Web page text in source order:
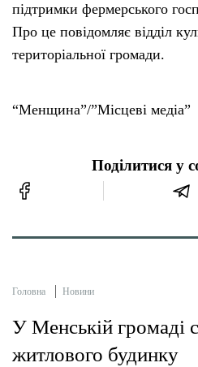
підтримки фермерського
Про це повідомляє відділ
територіальної громади.
“Менщина”/”Місцеві медіа”
Поділитися у
Головна Новини
У Менській громаді
житлового будинку